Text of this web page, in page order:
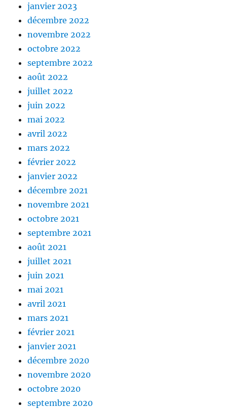
janvier 2023
décembre 2022
novembre 2022
octobre 2022
septembre 2022
août 2022
juillet 2022
juin 2022
mai 2022
avril 2022
mars 2022
février 2022
janvier 2022
décembre 2021
novembre 2021
octobre 2021
septembre 2021
août 2021
juillet 2021
juin 2021
mai 2021
avril 2021
mars 2021
février 2021
janvier 2021
décembre 2020
novembre 2020
octobre 2020
septembre 2020